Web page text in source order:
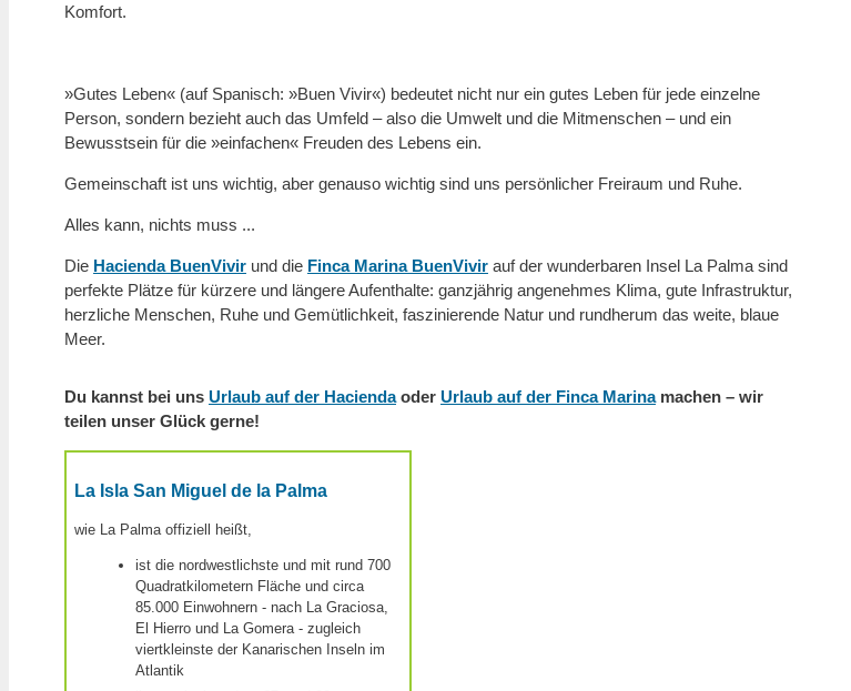
Komfort.
»Gutes Leben« (auf Spanisch: »Buen Vivir«) bedeutet nicht nur ein gutes Leben für jede einzelne
Person, sondern bezieht auch das Umfeld – also die Umwelt und die Mitmenschen – und ein
Bewusstsein für die »einfachen« Freuden des Lebens ein.
Gemeinschaft ist uns wichtig, aber genauso wichtig sind uns persönlicher Freiraum und Ruhe.
Alles kann, nichts muss ...
Die Hacienda BuenVivir und die Finca Marina BuenVivir auf der wunderbaren Insel La Palma sind
perfekte Plätze für kürzere und längere Aufenthalte: ganzjährig angenehmes Klima, gute Infrastruktur,
herzliche Menschen, Ruhe und Gemütlichkeit, faszinierende Natur und rundherum das weite, blaue
Meer.
Du kannst bei uns Urlaub auf der Haciendaoder Urlaub auf der Finca Marinamachen – wir
teilen unser Glück gerne!
La Isla San Miguel de la Palma
wie La Palma offiziell heißt,
ist die nordwestlichste und mit rund 700
Quadratkilometern Fläche und circa
85.000 Einwohnern - nach La Graciosa,
El Hierro und La Gomera - zugleich
viertkleinste der Kanarischen Inseln im
Atlantik